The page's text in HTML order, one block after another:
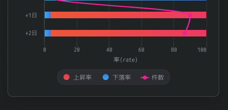
率(rate)
上昇率 下落率 件数
+1日
+2日
0 20 40 60 80 100
End of interactive chart.